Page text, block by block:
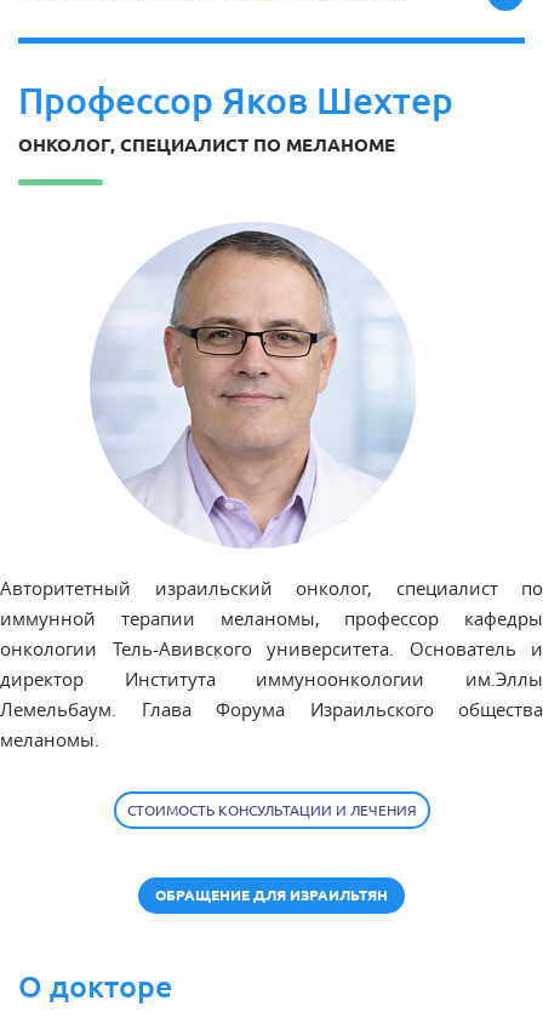
Профессор Яков Шехтер
ОНКОЛОГ, СПЕЦИАЛИСТ ПО МЕЛАНОМЕ
Авторитетный израильский онколог, специалист по
иммунной терапии меланомы, профессор кафедры
онкологии Тель-Авивского университета. Основатель и
директор Института иммуноонкологии им.Эллы
Лемельбаум. Глава Форума Израильского общества
меланомы.
СТОИМОСТЬ КОНСУЛЬТАЦИИ И ЛЕЧЕНИЯ
ОБРАЩЕНИЕ ДЛЯ ИЗРАИЛЬТЯН
О докторе